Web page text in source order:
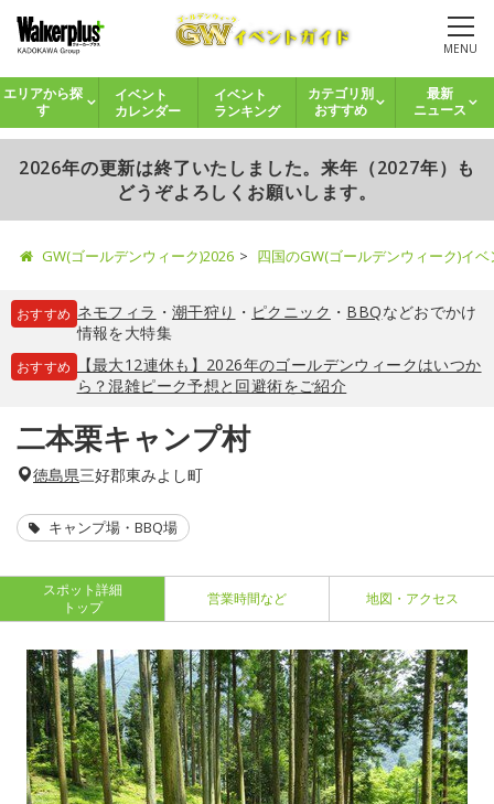
MENU
エリアから探
す
イベント
カレンダー
イベント
ランキング
カテゴリ別
おすすめ
最新
ニュース
2026年の更新は終了いたしました。来年（2027年）も
どうぞよろしくお願いします。
GW(ゴールデンウィーク)2026 四国のGW(ゴールデンウィーク)イ
おすすめ ネモフィラ ・ 潮干狩り ・ ピクニック ・ BBQなどおでかけ
情報を大特集
おすすめ
【最大12連休も】2026年のゴールデンウィークはいつか
ら？混雑ピーク予想と回避術をご紹介
二本栗キャンプ村
徳島県三好郡東みよし町
キャンプ場・BBQ場
スポット詳細
トップ
営業時間など 地図・アクセス